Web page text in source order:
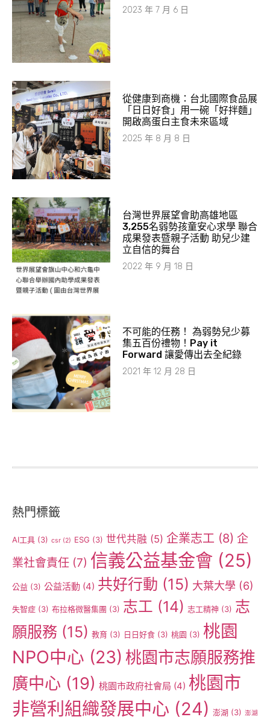
2023 年 7 月 6 日
從健康到商機：台北國際食品展
「日日好食」用一碗「好拌麵」
開啟高蛋白主食未來區域
2025 年 8 月 8 日
台灣世界展望會助高雄地區
3,255名弱勢孩童安心求學 聯合
成果發表暨親子活動 助兒少建
立自信的舞台
2022 年 9 月 18 日
不可能的任務！ 為弱勢兒少募
集五百份禮物！Pay it
Forward 讓愛傳出去全紀錄
2021 年 12 月 28 日
熱門標籤
AI工具 (3) csr (2) ESG (3) 世代共融 (5) 企業志工 (8) 企
業社會責任 (7) 信義公益基金會 (25)
公益 (3) 公益活動 (4) 共好行動 (15) 大葉大學 (6)
失智症 (3) 布拉格微醫集團 (3) 志工 (14) 志工精神 (3) 志
願服務 (15) 教育 (3) 日日好食 (3) 桃園 (3) 桃園
NPO中心 (23) 桃園市志願服務推
廣中心 (19) 桃園市政府社會局 (4) 桃園市
非營利組織發展中心 (24) 澎湖 (3) 澎湖